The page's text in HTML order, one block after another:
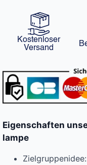
Kostenloser
Versand
Eigenschaften
lampe